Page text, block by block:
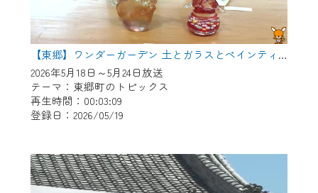
【東郷】ワンダーガーデン 土とガラスとペインティング
2026年5月18日～5月24日放送
テーマ：東郷町のトピックス
再生時間：00:03:09
登録日：2026/05/19